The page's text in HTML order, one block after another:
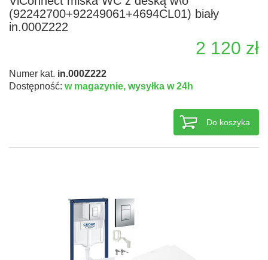
(92242700+92249061+4694CL01) biały
in.000Z222
2 120 zł
Numer kat. in.000Z222
Dostępność: w magazynie, wysyłka w 24h
Do koszyka